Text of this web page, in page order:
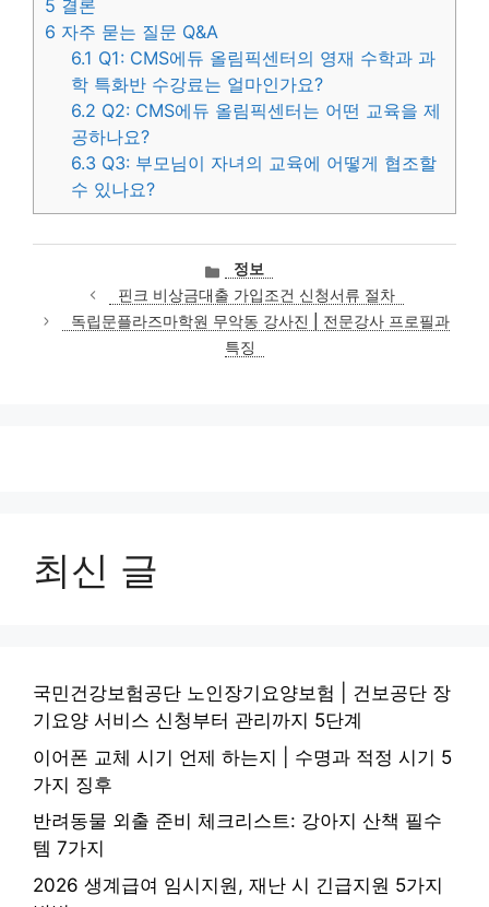
5 결론
6 자주 묻는 질문 Q&A
6.1 Q1: CMS에듀 올림픽센터의 영재 수학과 과
학 특화반 수강료는 얼마인가요?
6.2 Q2: CMS에듀 올림픽센터는 어떤 교육을 제
공하나요?
6.3 Q3: 부모님이 자녀의 교육에 어떻게 협조할
수 있나요?
카
테
고
리
정보
핀크 비상금대출 가입조건 신청서류 절차
독립문플라즈마학원 무악동 강사진 | 전문강사 프로필과
특징
최신 글
국민건강보험공단 노인장기요양보험 | 건보공단 장
기요양 서비스 신청부터 관리까지 5단계
이어폰 교체 시기 언제 하는지 | 수명과 적정 시기 5
가지 징후
반려동물 외출 준비 체크리스트: 강아지 산책 필수
템 7가지
2026 생계급여 임시지원, 재난 시 긴급지원 5가지